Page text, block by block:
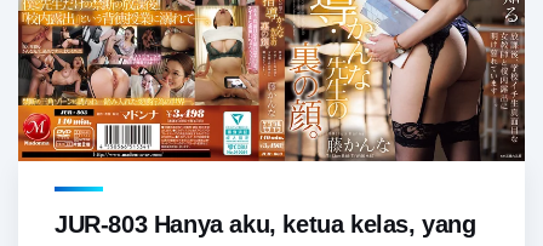
JUR-803 Hanya aku, ketua kelas, yang